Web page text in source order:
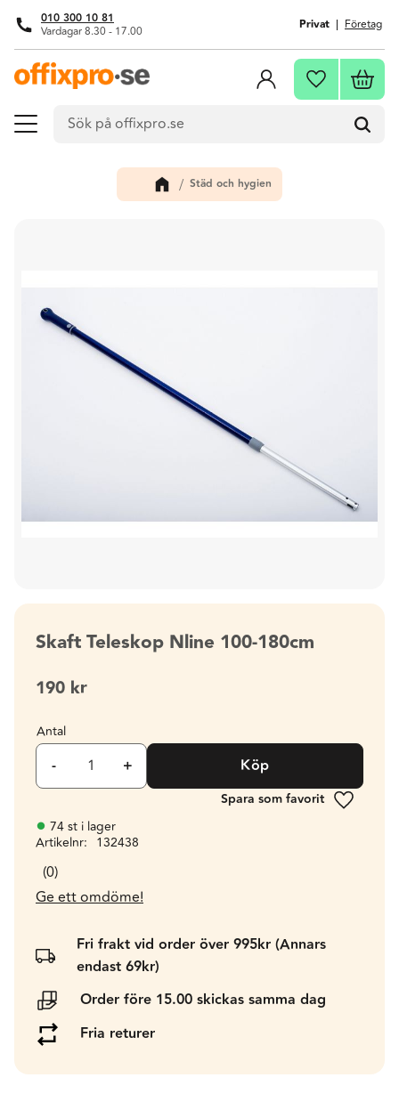
Meny
010 300 10 81
Vardagar 8.30 - 17.00 Privat Företag
Favoriter
Städ och hygien
Skaft Teleskop Nline 100-180cm
190 kr
Antal
+
- Köp
Lägg till
74 st i lager
Artikelnr
132438
0
Ge ett omdöme!
Fri frakt vid order över 995kr (Annars
endast 69kr)
Order före 15.00 skickas samma dag
Fria returer